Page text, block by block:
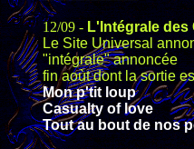
12/09 - L'Intégrale des
Le Site Universal
"intégrale" annoncée
fin aoùt dont la sortie
Mon p'tit loup
Casualty of love
Tout au bout de nos